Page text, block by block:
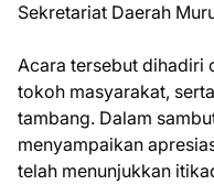
Sekretariat Daerah
Acara tersebut dihadiri
tokoh masyarakat,
tambang. Dalam
menyampaikan
telah menunjukkan